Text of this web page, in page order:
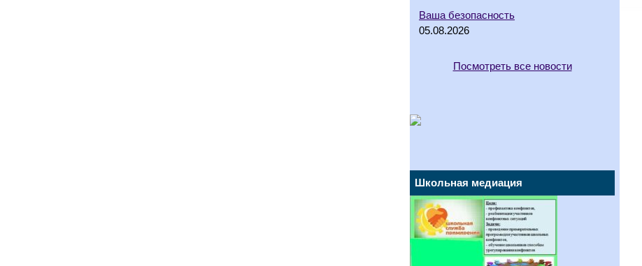
Ваша безопасность
05.08.2026
Посмотреть все новости
Школьная медиация